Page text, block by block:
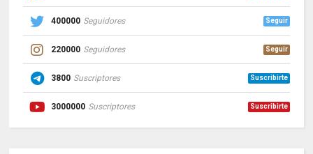
400000 Seguidores Seguir
220000 Seguidores Seguir
3800 Suscriptores Suscribirte
3000000 Suscriptores Suscribirte